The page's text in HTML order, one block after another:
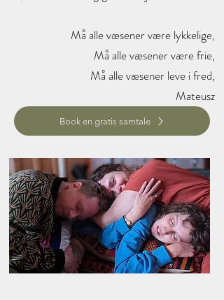
Må alle væsener være lykkelige,
Må alle væsener være frie,
Må alle væsener leve i fred,
Mateusz
Book en gratis samtale